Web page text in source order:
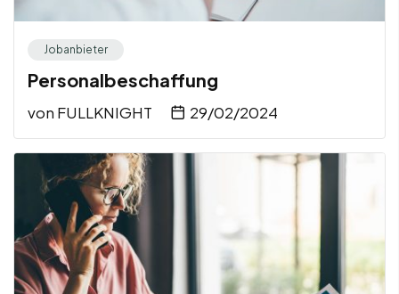
Jobanbieter
Personalbeschaffung
von FULLKNIGHT 29/02/2024